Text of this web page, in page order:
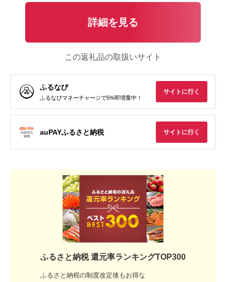
詳細を見る
この返礼品の取扱いサイト
ふるなび
ふるなびマネーチャージで5%即増量中！
サイトに行く
auPAYふるさと納税 サイトに行く
ふるさと納税 還元率ランキングTOP300
ふるさと納税の制度改定後もお得な